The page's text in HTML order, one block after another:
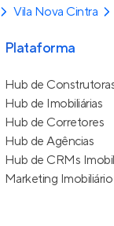
Vila Nova Cintra
Plataforma
Hub de
Hub de Imobiliárias
Hub de Corretores
Hub de Agências
Hub de CRMs
Marketing Imobiliário